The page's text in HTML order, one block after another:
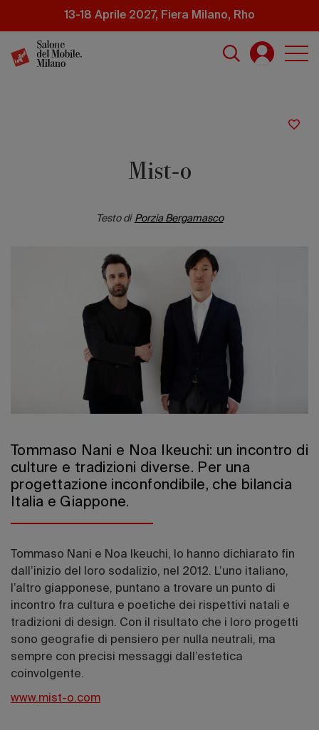
principale
13-18 Aprile 2027, Fiera Milano, Rho
Mist-o
Testo di Porzia Bergamasco
Tommaso Nani e Noa Ikeuchi: un incontro di
culture e tradizioni diverse. Per una
progettazione inconfondibile, che bilancia
Italia e Giappone.
Tommaso Nani e Noa Ikeuchi, lo hanno dichiarato fin
dall’inizio del loro sodalizio, nel 2012. L’uno italiano,
l’altro giapponese, puntano a trovare un punto di
incontro fra cultura e poetiche dei rispettivi natali e
tradizioni di design. Con il risultato che i loro progetti
sono geografie di pensiero per nulla neutrali, ma
sempre con precisi messaggi dall’estetica
coinvolgente.
www.mist-o.com